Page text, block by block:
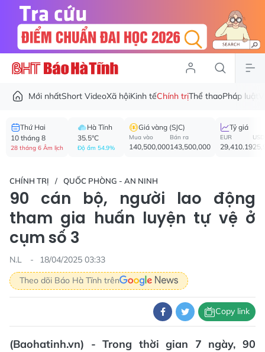
Mới nhấtShort VideoXã hộiKinh tếChính trịThể thaoPháp luật
Thứ Hai
10 tháng 8
28 tháng 6 Âm lịch
Hà Tĩnh
35.5°C
Độ ẩm 54.9%
Giá vàng (SJC)
Mua vào
140,500,000
Bán ra
143,500,000
Tỷ giá
EUR
29,410.19
USD
CHÍNH TRỊ QUỐC PHÒNG - AN NINH
90 cán bộ, người lao động
tham gia huấn luyện tự vệ ở
cụm số 3
N.L
18/04/2025 03:33
Theo dõi Báo Hà Tĩnh trên
Copy link
(Baohatinh.vn) - Trong thời gian 7 ngày, 90